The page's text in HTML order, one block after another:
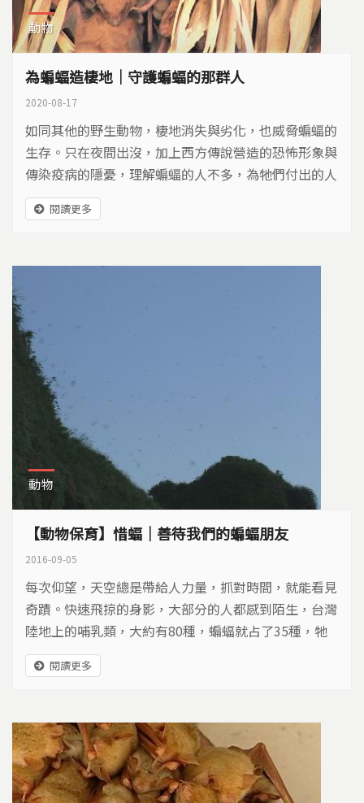
動物
為蝙蝠造棲地｜守護蝙蝠的那群人
2020-08-17
如同其他的野生動物，棲地消失與劣化，也威脅蝙蝠的
生存。只在夜間出沒，加上西方傳說營造的恐怖形象與
傳染疫病的隱憂，理解蝙蝠的人不多，為牠們付出的人
也很少，但是只要願意做，就能帶來改變。
閱讀更多
動物
【動物保育】惜蝠｜善待我們的蝙蝠朋友
2016-09-05
每次仰望，天空總是帶給人力量，抓對時間，就能看見
奇蹟。快速飛掠的身影，大部分的人都感到陌生，台灣
陸地上的哺乳類，大約有80種，蝙蝠就占了35種，牠
們吃蟲、傳授花粉，是人們不可或缺的動物夥伴…
閱讀更多